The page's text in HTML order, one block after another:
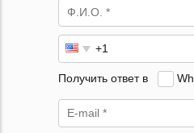
Получить ответ в